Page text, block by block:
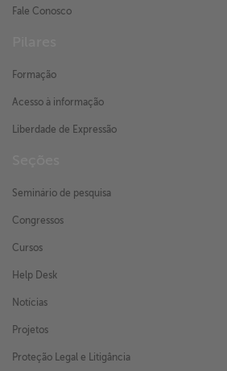
Fale Conosco
Formação
Acesso à informação
Liberdade de Expressão
Seminário de pesquisa
Congressos
Cursos
Help Desk
Notícias
Projetos
Proteção Legal e Litigância